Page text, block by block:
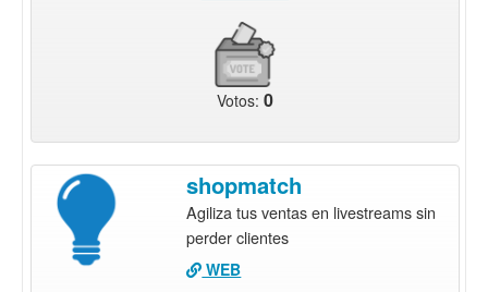
Votos: 0
shopmatch
Agiliza tus ventas en livestreams sin
perder clientes
WEB